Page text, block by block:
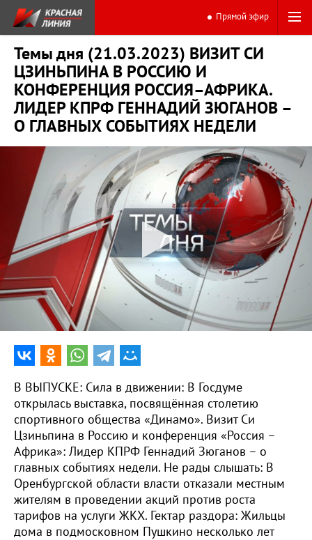
Прямой эфир
Темы дня (21.03.2023) ВИЗИТ СИ
ЦЗИНЬПИНА В РОССИЮ И
КОНФЕРЕНЦИЯ РОССИЯ–АФРИКА.
ЛИДЕР КПРФ ГЕННАДИЙ ЗЮГАНОВ –
О ГЛАВНЫХ СОБЫТИЯХ НЕДЕЛИ
0:00
В ВЫПУСКЕ: Сила в движении: В Госдуме
открылась выставка, посвящённая столетию
спортивного общества «Динамо». Визит Си
Цзиньпина в Россию и конференция «Россия –
Африка»: Лидер КПРФ Геннадий Зюганов – о
главных событиях недели. Не рады слышать: В
Оренбургской области власти отказали местным
жителям в проведении акций против роста
тарифов на услуги ЖКХ. Гектар раздора: Жильцы
дома в подмосковном Пушкино несколько лет